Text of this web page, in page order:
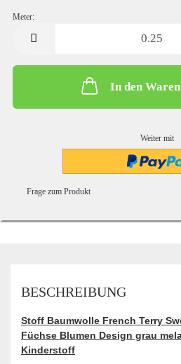
Meter:
In den
Weiter mit
Frage zum Produkt
BESCHREIBUNG
Stoff Baumwolle French Terry
Füchse Blumen Design grau
Kinderstoff